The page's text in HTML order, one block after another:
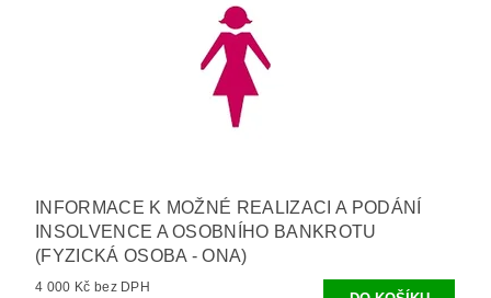
INFORMACE K MOŽNÉ REALIZACI A PODÁNÍ
INSOLVENCE A OSOBNÍHO BANKROTU
(FYZICKÁ OSOBA - ONA)
4 000 Kč bez DPH